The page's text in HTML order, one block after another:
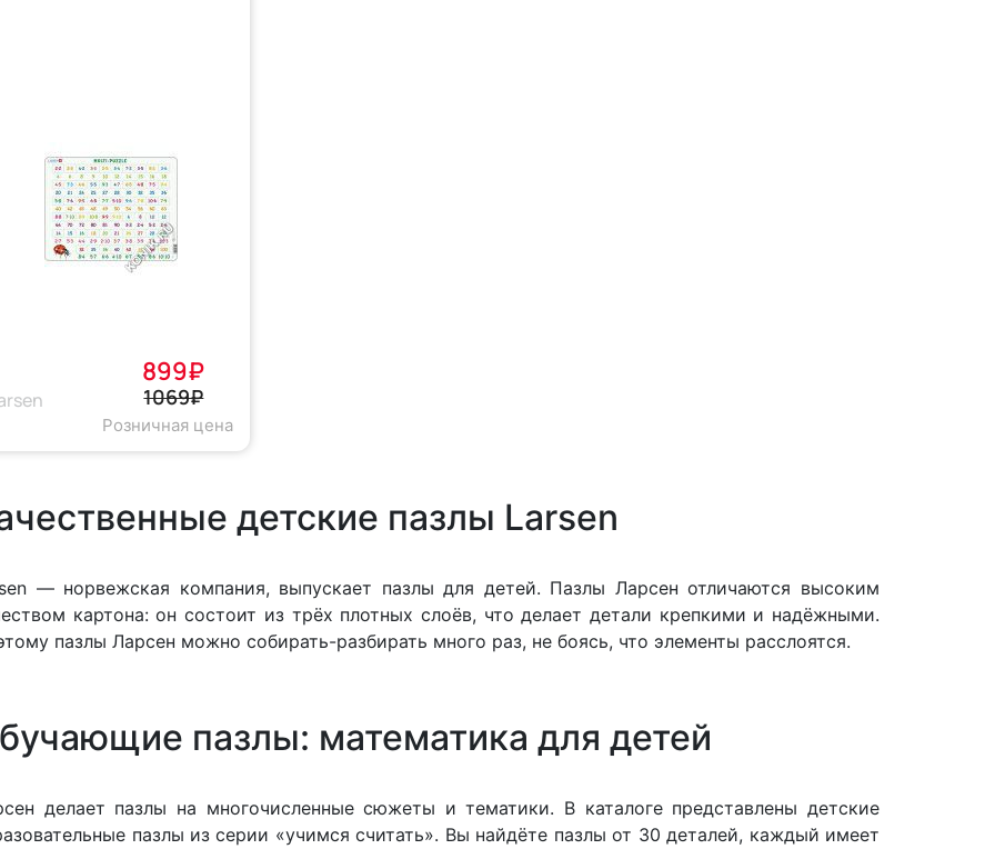
899₽
1069₽
Розничная цена
детские пазлы Larsen
— норвежская компания, выпускает пазлы для детей. Пазлы Ларсен отличаются высоким
картона: он состоит из трёх плотных слоёв, что делает детали крепкими и надёжными.
пазлы Ларсен можно собирать-разбирать много раз, не боясь, что элементы расслоятся.
пазлы: математика для детей
делает пазлы на многочисленные сюжеты и тематики. В каталоге представлены детские
пазлы из серии «учимся считать». Вы найдёте пазлы от 30 деталей, каждый имеет